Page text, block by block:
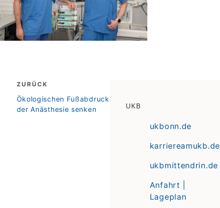
Beitragsnavigation
ZURÜCK
zurück
Ökologischen Fußabdruck
der Anästhesie senken
UKB
ukbonn.de
karriereamukb.de
ukbmittendrin.de
Anfahrt |
Lageplan